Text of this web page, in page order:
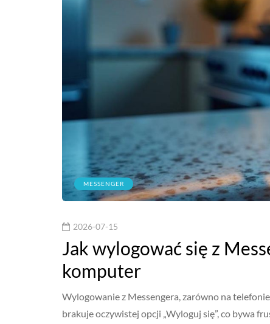
MESSENGER
2026-07-15
Jak wylogować się z
komputer
Wylogowanie z Messengera, zarówno na
brakuje oczywistej opcji „Wyloguj się”, co bywa